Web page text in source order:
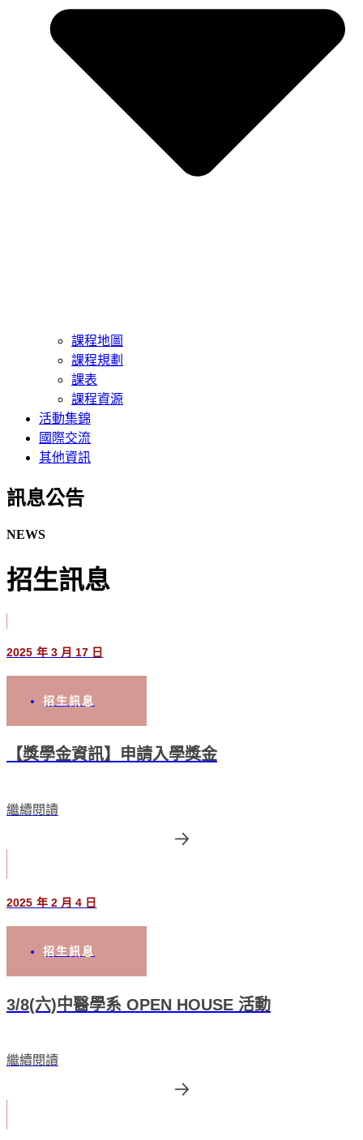
課程地圖
課程規劃
課表
課程資源
活動集錦
國際交流
其他資訊
訊息公告​
NEWS
招生訊息
2025 年 3 月 17 日
招生訊息
【獎學金資訊】申請入學獎金
繼續閱讀
2025 年 2 月 4 日
招生訊息
3/8(六)中醫學系 OPEN HOUSE 活動
繼續閱讀